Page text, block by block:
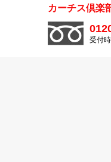
カーチス倶楽
受付